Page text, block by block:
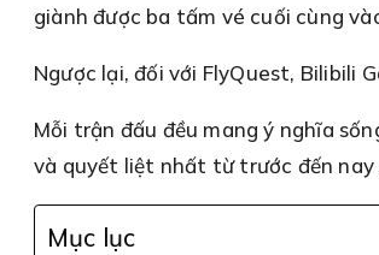
giành được ba tấm vé cuối cùng
Ngược lại, đối với FlyQuest, Bilibili
Mỗi trận đấu đều mang ý nghĩa
và quyết liệt nhất từ trước đến nay
Mục lục